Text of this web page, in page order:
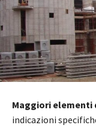
Maggiori
indicazioni